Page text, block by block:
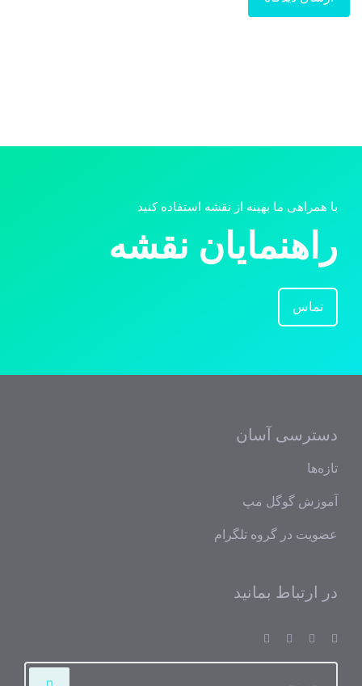
با همراهی ما بهینه از نقشه استفاده کنید
راهنمایان نقشه
تماس
دسترسی آسان
تازه‌ها
آموزش گوگل مپ
عضویت در گروه تلگرام
در ارتباط بمانید